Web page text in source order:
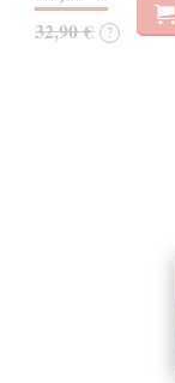
32,90 € ?